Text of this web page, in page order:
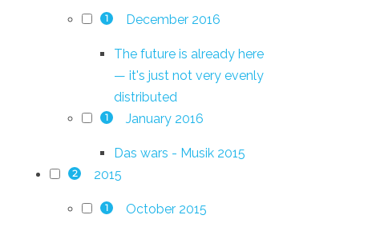
1 December 2016
The future is already here
— it's just not very evenly
distributed
1 January 2016
Das wars - Musik 2015
2 2015
1 October 2015